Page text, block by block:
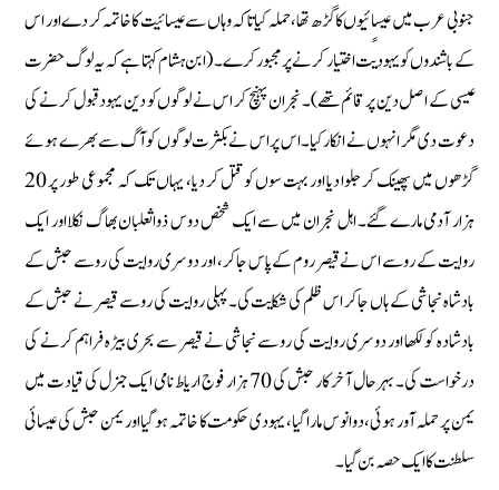
جنوبی عرب میں عیساٍئیوں کا گڑھ تھا، حملہ کیا تاکہ وہاں سے عیسائیت کا خاتمہ کر دے اور اس
کے باشندوں کو یہودیت اختیار کرنے پر مجبور کرے۔ (ابن ہشام کہتا ہے کہ یہ لوگ حضرت
عیسی کے اصل دین پر قائم تھے)۔ نجران پہنچ کر اس نے لوگوں کو دین یہود قبول کرنے کی
دعوت دی مگر انہوں نے انکار کیا۔ اس پر اس نے بکثرت لوگوں کو آگ سے بھرے ہوئے
گڑھوں میں پھینک کر جلوا دیا اور بہت سوں کو قتل کر دیا، یہاں تک کہ مجموعی طور پر 20
ہزار آدمی مارے گئے۔ اہل نجران میں سے ایک شخص دوس ذواثعلبان بھاگ نکلا اور ایک
روایت کے رو سے اس نے قیصر روم کے پاس جا کر، اور دوسری روایت کی رو سے حبش کے
بادشاہ نجاشی کے ہاں جا کر اس ظلم کی شکایت کی۔ پہلی روایت کی رو سے قیصر نے حبش کے
بادشادہ کو لکھا اور دوسری روایت کی رو سے نجاشی نے قیصر سے بحری بیڑہ فراہم کرنے کی
درخواست کی۔ بہرحال آخر کار حبش کی 70 ہزار فوج اریاط نامی ایک جنرل کی قیادت میں
یمن پر حملہ آور ہوئی، دوانوس مارا گیا، یہودی حکومت کا خاتمہ ہو گیا اور یمن حبش کی عیسائی
سلطنت کا ایک حصہ بن گیا۔